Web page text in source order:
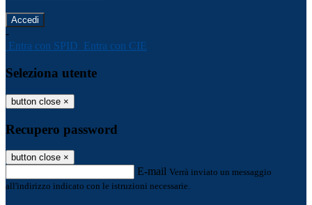
-
Entra con SPID Entra con CIE
Seleziona utente
button close ×
Recupero password
button close ×
E-mail Verrà inviato un messaggio
all'indirizzo indicato con le istruzioni necessarie.